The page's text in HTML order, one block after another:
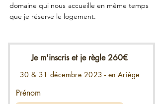
domaine qui nous accueille en même temps
que je réserve le logement.
Je m'inscris et je règle 260€
30 & 31 décembre 2023 - en Ariège
Prénom